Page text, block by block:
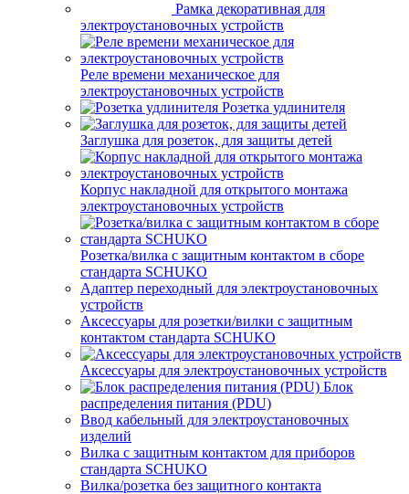
Рамка декоративная для
электроустановочных устройств
Реле времени механическое для
электроустановочных устройств
Розетка удлинителя
Заглушка для розеток, для защиты детей
Корпус накладной для открытого монтажа
электроустановочных устройств
Розетка/вилка с защитным контактом в сборе
стандарта SCHUKO
Адаптер переходный для электроустановочных
устройств
Аксессуары для розетки/вилки с защитным
контактом стандарта SCHUKO
Аксессуары для электроустановочных устройств
Блок
распределения питания (PDU)
Ввод кабельный для электроустановочных
изделий
Вилка с защитным контактом для приборов
стандарта SCHUKO
Вилка/розетка без защитного контакта